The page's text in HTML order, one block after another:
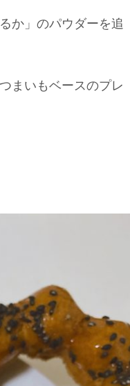
か」のパウダーを追
まいもベースのプレ